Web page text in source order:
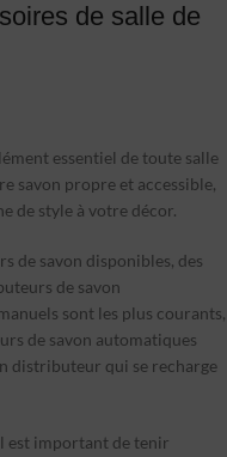
de salle de
essentiel de toute salle
savon propre et accessible,
de style à votre décor.
de savon disponibles, des
de savon
sont les plus courants,
de savon automatiques
distributeur qui se recharge
est important de tenir